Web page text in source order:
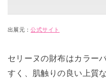
出展元：公式サイト
セリーヌの財布はカラー
すく、肌触りの良い上質